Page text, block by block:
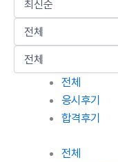
전체
응시후기
합격후기
전체